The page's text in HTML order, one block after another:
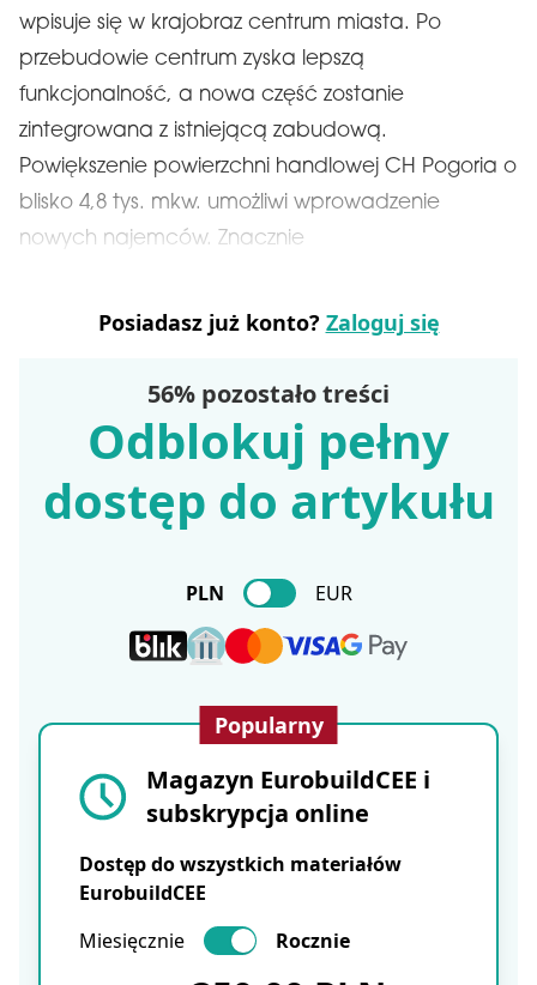
wpisuje się w krajobraz centrum miasta. Po
przebudowie centrum zyska lepszą
funkcjonalność, a nowa część zostanie
zintegrowana z istniejącą zabudową.
Powiększenie powierzchni handlowej CH Pogoria o
blisko 4,8 tys. mkw. umożliwi wprowadzenie
nowych najemców. Znacznie
Posiadasz już konto? Zaloguj się
56% pozostało treści
Odblokuj pełny
dostęp do artykułu
PLN EUR
Popularny
Magazyn EurobuildCEE i
subskrypcja online
Dostęp do wszystkich materiałów
EurobuildCEE
Miesięcznie
Rocznie